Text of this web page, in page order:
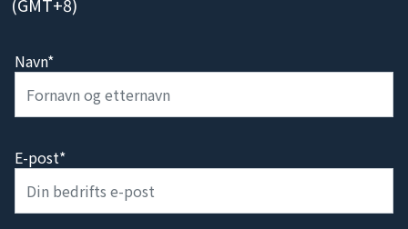
E-post*
Selskap